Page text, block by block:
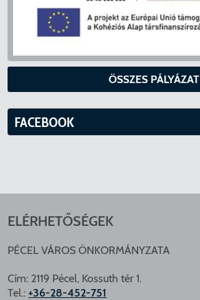
ÖSSZES PÁLYÁZAT
FACEBOOK
ELÉRHETŐSÉGEK
PÉCEL VÁROS ÖNKORMÁNYZATA
Cím: 2119 Pécel, Kossuth tér 1.
Tel.:+36-28-452-751